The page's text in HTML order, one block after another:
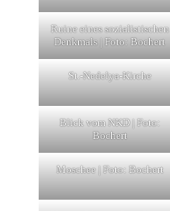
Ruine eines sozialistischen
Denkmals | Foto: Bochert
St.-Nedelya-Kirche
Blick vom NKD | Foto:
Bochert
Moschee | Foto: Bochert